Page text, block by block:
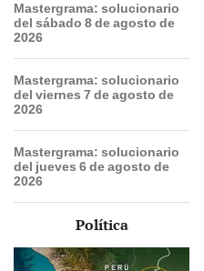
Mastergrama: solucionario
del sábado 8 de agosto de
2026
Mastergrama: solucionario
del viernes 7 de agosto de
2026
Mastergrama: solucionario
del jueves 6 de agosto de
2026
Política